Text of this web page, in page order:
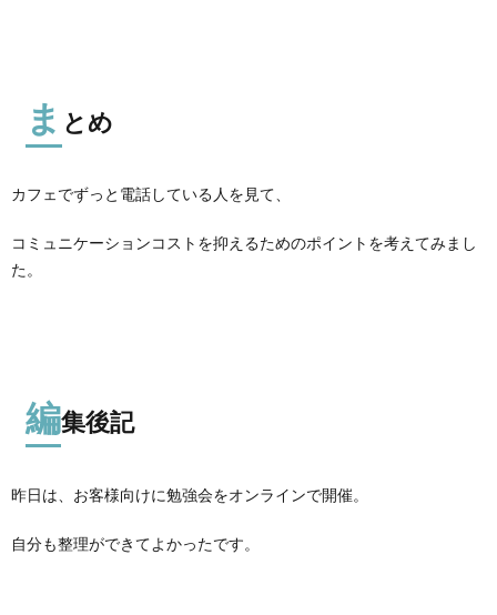
ま とめ
カフェでずっと電話している人を見て、
コミュニケーションコストを抑えるためのポイントを考えてみまし
た。
編集後記
昨日は、お客様向けに勉強会をオンラインで開催。
自分も整理ができてよかったです。